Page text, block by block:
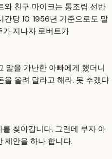
와 친구 마이크는 통조림 선반
당 10. 1956년 기준으로도 말
가 지나자 로버트가
말을 가난한 아빠에게 했더니
을 올려 달라고 해라. 못 추겠다
찾아갑니다. 그런데 부자 아
제안을 하나 합니다.